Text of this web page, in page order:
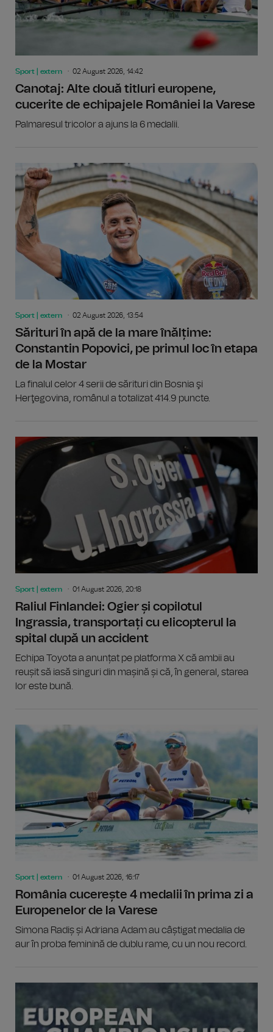
Sport | extern 02 August 2026, 14:42
Canotaj: Alte două titluri europene,
cucerite de echipajele României la Varese
Palmaresul tricolor a ajuns la 6 medalii.
Sport | extern 02 August 2026, 13:54
Sărituri în apă de la mare înălțime:
Constantin Popovici, pe primul loc în etapa
de la Mostar
La finalul celor 4 serii de sărituri din Bosnia şi
Herţegovina, românul a totalizat 414.9 puncte.
Sport | extern 01 August 2026, 20:18
Raliul Finlandei: Ogier și copilotul
Ingrassia, transportați cu elicopterul la
spital după un accident
Echipa Toyota a anunțat pe platforma X că ambii au
reușit să iasă singuri din mașină și că, în general, starea
lor este bună.
Sport | extern 01 August 2026, 16:17
România cucerește 4 medalii în prima zi a
Europenelor de la Varese
Simona Radiș și Adriana Adam au câștigat medalia de
aur în proba feminină de dublu rame, cu un nou record.